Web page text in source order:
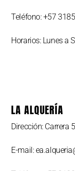
Teléfono: +57
Horarios: Lunes a
LA ALQUERÍA
Dirección: Carrera
E-mail: